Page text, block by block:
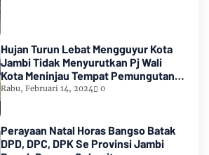
Hujan Turun Lebat Mengguyur Kota
Jambi Tidak Menyurutkan Pj Wali
Kota Meninjau Tempat Pemungutan
Suara Pemilu 2024
Rabu, Februari 14, 2024 0
Perayaan Natal Horas Bangso Batak
DPD, DPC, DPK Se Provinsi Jambi